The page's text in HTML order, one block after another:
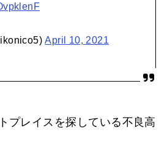
April 10, 2021
プレイスを探している不良高